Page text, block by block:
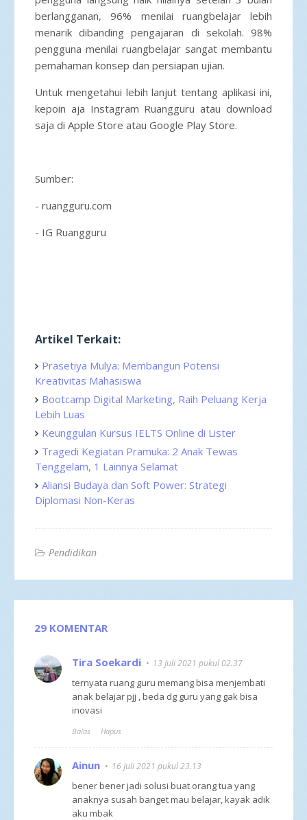
berlangganan, 96% menilai ruangbelajar lebih
menarik dibanding pengajaran di sekolah. 98%
pengguna menilai ruangbelajar sangat membantu
pemahaman konsep dan persiapan ujian.
Untuk mengetahui lebih lanjut tentang aplikasi ini,
kepoin aja Instagram Ruangguru atau download
saja di Apple Store atau Google Play Store.
Sumber:
- ruangguru.com
- IG Ruangguru
Artikel Terkait:
Prasetiya Mulya: Membangun Potensi
Kreativitas Mahasiswa
Bootcamp Digital Marketing, Raih Peluang Kerja
Lebih Luas
Keunggulan Kursus IELTS Online di Lister
Tragedi Kegiatan Pramuka: 2 Anak Tewas
Tenggelam, 1 Lainnya Selamat
Aliansi Budaya dan Soft Power: Strategi
Diplomasi Non-Keras
Pendidikan
29 KOMENTAR
Tira Soekardi 13 Juli 2021 pukul 02.37
ternyata ruang guru memang bisa menjembati
anak belajar pjj , beda dg guru yang gak bisa
inovasi
Balas Hapus
Ainun 16 Juli 2021 pukul 23.13
bener bener jadi solusi buat orang tua yang
anaknya susah banget mau belajar, kayak adik
aku mbak